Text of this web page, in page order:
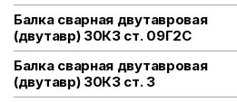
Балка сварная двутавровая
(двутавр) 30К3 ст. 09Г2С
Балка сварная двутавровая
(двутавр) 30К3 ст. 3